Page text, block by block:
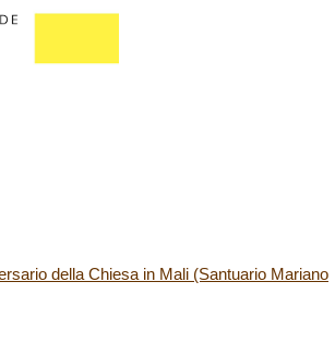
della Chiesa in Mali (Santuario Mariano